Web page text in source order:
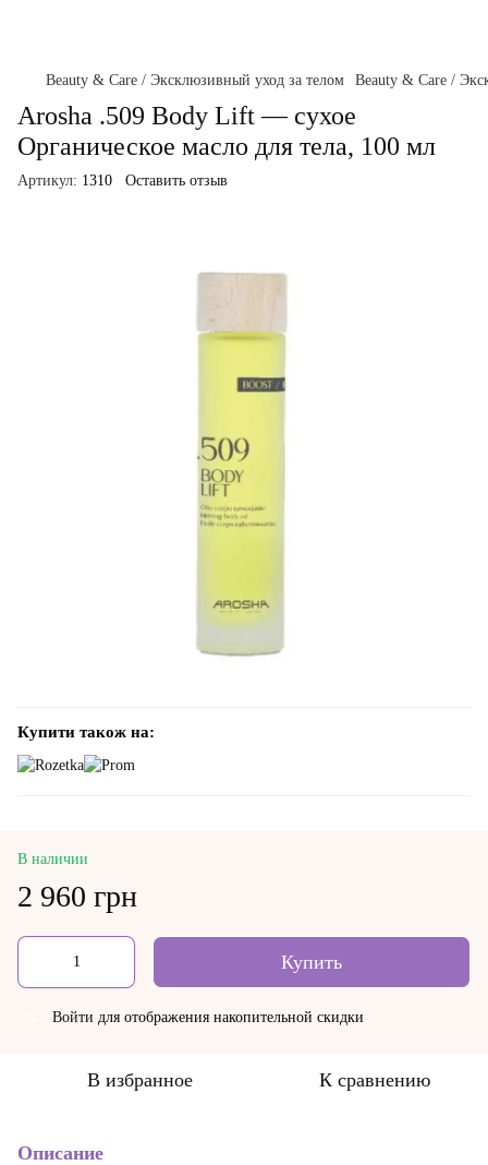
Beauty & Care / Эксклюзивный уход за телом Beauty & Care /
Arosha .509 Body Lift — сухое
Органическое масло для тела, 100 мл
Артикул: 1310 Оставить отзыв
Купити також на:
В наличии
2 960 грн
Купить
Войти для отображения накопительной скидки
В избранное К сравнению
Описание